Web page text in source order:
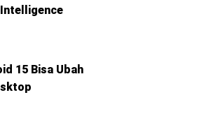
15 Bisa Ubah